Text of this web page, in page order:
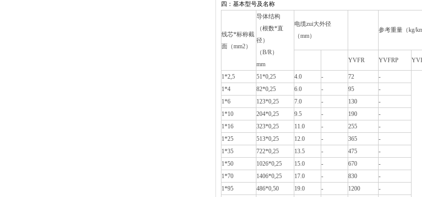
四： 基本型号及名称
线芯*标称截
面（mm2）
导体结构
（根数*直
径）
（B/R）
mm
电缆zui大外径
（mm）
参考重量（kg/km
YVFR YVFRP
1*2,5 51*0,25 4.0 - 72
-
1*4
82*0,25 6.0 - 95
-
1*6
123*0,25 7.0 - 130
-
1*10
204*0,25 9.5 - 190
-
1*16
323*0,25 11.0 - 255
-
1*25
513*0,25 12.0 - 365
-
1*35
722*0,25 13.5 - 475
-
1*50
1026*0,25 15.0 - 670
-
1*70
1406*0,25 17.0 - 830
-
1*95
486*0,50 19.0 - 1200
-